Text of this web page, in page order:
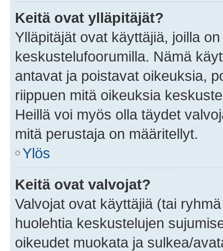
Keitä ovat ylläpitäjät?
Ylläpitäjät ovat käyttäjiä, joilla
keskustelufoorumilla. Nämä
antavat ja poistavat oikeuksia,
riippuen mitä oikeuksia
Heillä voi myös olla täydet
mitä perustaja on määritellyt.
Ylös
Keitä ovat valvojat?
Valvojat ovat käyttäjiä (tai
huolehtia keskustelujen
oikeudet muokata ja sulkea/